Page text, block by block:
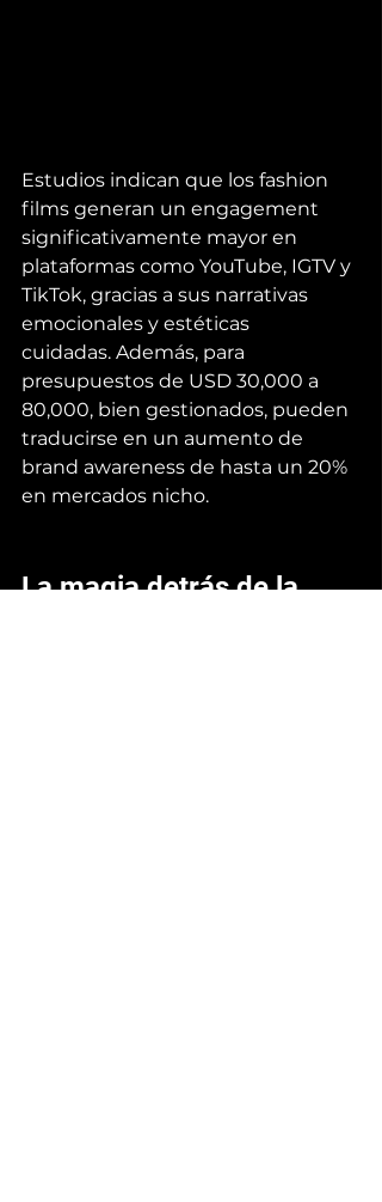
Estudios indican que los fashion
films generan un engagement
significativamente mayor en
plataformas como YouTube, IGTV y
TikTok, gracias a sus narrativas
emocionales y estéticas
cuidadas. Además, para
presupuestos de USD 30,000 a
80,000, bien gestionados, pueden
traducirse en un aumento de
brand awareness de hasta un 20%
en mercados nicho.
La magia detrás de la